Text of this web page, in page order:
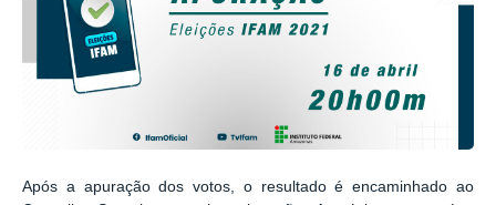
Após a apuração dos votos, o resultado é encaminhado ao